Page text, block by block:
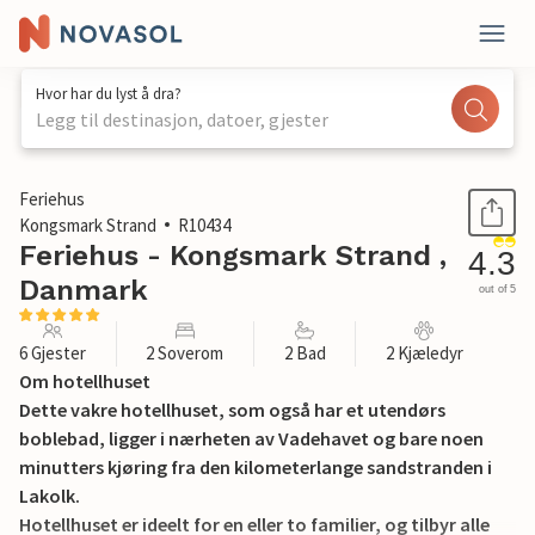
Hvor har du lyst å dra?
Legg til destinasjon, datoer, gjester
1 / 30
Feriehus
Kongsmark Strand
R10434
Feriehus - Kongsmark Strand ,
Danmark
4.3
out of 5
6 Gjester 2 Soverom 2 Bad 2 Kjæledyr
Om hotellhuset
Dette vakre hotellhuset, som også har et utendørs
boblebad, ligger i nærheten av Vadehavet og bare noen
minutters kjøring fra den kilometerlange sandstranden i
Lakolk.
Hotellhuset er ideelt for en eller to familier, og tilbyr alle